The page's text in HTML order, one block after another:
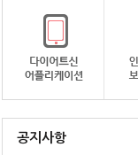
공지사항